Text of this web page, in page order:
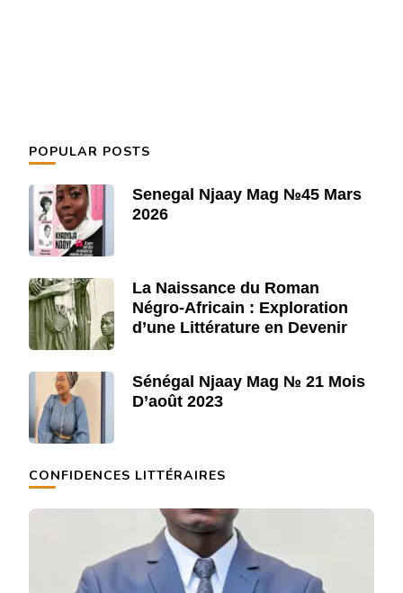
POPULAR POSTS
Senegal Njaay Mag №45 Mars
2026
La Naissance du Roman
Négro-Africain : Exploration
d’une Littérature en Devenir
Sénégal Njaay Mag № 21 Mois
D’août 2023
CONFIDENCES LITTÉRAIRES